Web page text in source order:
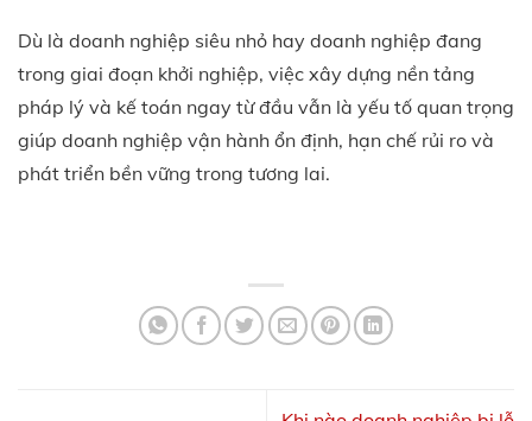
Dù là doanh nghiệp siêu nhỏ hay doanh nghiệp đang
trong giai đoạn khởi nghiệp, việc xây dựng nền tảng
pháp lý và kế toán ngay từ đầu vẫn là yếu tố quan trọng
giúp doanh nghiệp vận hành ổn định, hạn chế rủi ro và
phát triển bền vững trong tương lai.